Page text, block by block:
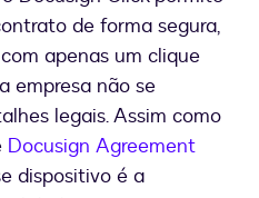
de forma segura,
apenas um clique
empresa não se
legais. Assim como
Docusign Agreement
dispositivo é a